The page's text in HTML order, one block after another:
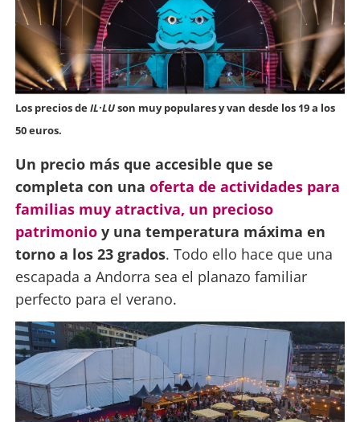
Los precios deIL·LUson muy populares y van desde los 19 a los
50 euros.
Un precio más que accesible que se
completa con una oferta de actividades para
familias muy atractiva, un precioso
patrimonio y una temperatura máxima en
torno a los 23 grados. Todo ello hace que una
escapada a Andorra sea el planazo familiar
perfecto para el verano.